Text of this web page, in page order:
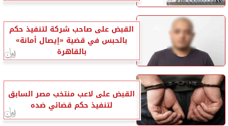
القبض على صاحب شركة لتنفيذ حكم
بالحبس في قضية «إيصال أمانة»
بالقاهرة
القبض على لاعب منتخب مصر السابق
لتنفيذ حكم قضائي ضده